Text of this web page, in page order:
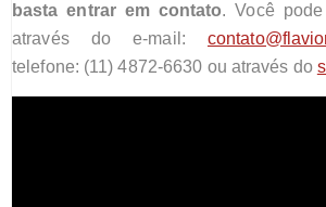
basta entrar em contato. Você
através do e-mail:
telefone: (11) 4872-6630 ou através do